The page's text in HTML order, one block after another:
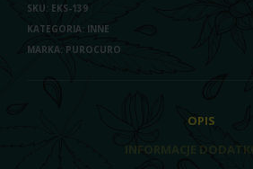
SKU: EKS-139
KATEGORIA: INNE
MARKA: PUROCURO
OPIS
INFORMACJE